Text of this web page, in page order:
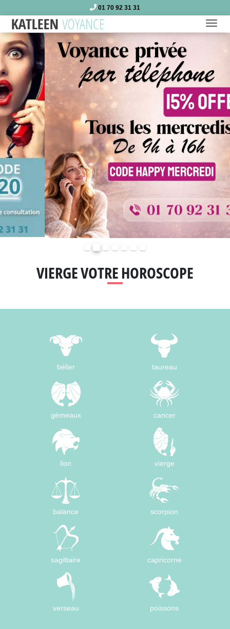
01 70 92 31 31
VIERGE VOTRE HOROSCOPE
bélier taureau
gémeaux cancer
lion vierge
balance scorpion
sagittaire capricorne
verseau poissons